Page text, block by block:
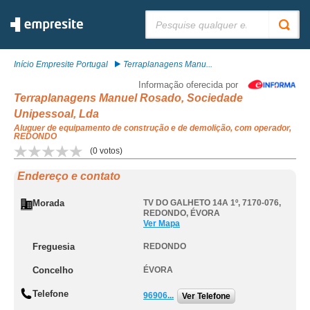
Início Empresite Portugal Terraplanagens Manu...
Informação oferecida por
Terraplanagens Manuel Rosado, Sociedade
Unipessoal, Lda
Aluguer de equipamento de construção e de demolição, com operador,
REDONDO
(0 votos)
Endereço e contato
Morada TV DO GALHETO 14A 1º, 7170-076,
REDONDO, ÉVORA
Ver Mapa
Freguesia REDONDO
Concelho ÉVORA
Telefone 96906... Ver Telefone